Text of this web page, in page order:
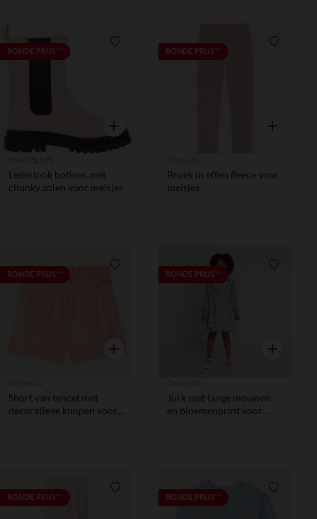
RONDE PRIJS** Verlanglijstje.
Snel overzicht
Lederlook botines met
chunky zolen voor meisjes
RONDE PRIJS**
Snel
Broek in effen fleece voor
meisjes
RONDE PRIJS** Verlanglijstje.
Snel overzicht
Short van tencel met
decoratieve knopen voor
RONDE PRIJS**
Snel
Jurk met lange mouwen
en bloemenprint voor
RONDE PRIJS** Verlanglijstje.RONDE PRIJS**